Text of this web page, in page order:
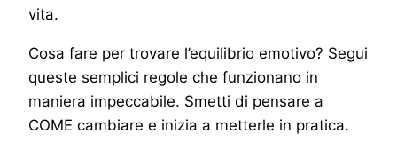
vita.
Cosa fare per trovare l’equilibrio emotivo? Segui
queste semplici regole che funzionano in
maniera impeccabile. Smetti di pensare a
COME cambiare e inizia a metterle in pratica.